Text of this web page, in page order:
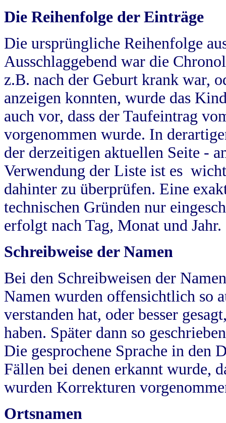
Die Reihenfolge der Einträge
Die ursprüngliche Reihenfolge
Ausschlaggebend war die
z.B. nach der Geburt krank war,
anzeigen konnten, wurde das
auch vor, dass der Taufeintrag
vorgenommen wurde. In
der derzeitigen aktuellen Seite -
Verwendung der Liste ist es
dahinter zu überprüfen. Eine
technischen Gründen nur
erfolgt nach Tag, Monat und Jahr.
Schreibweise der Namen
Bei den Schreibweisen der
Namen wurden offensichtlich so
verstanden hat, oder besser
haben. Später dann so
Die gesprochene Sprache in
Fällen bei denen erkannt wurde,
wurden Korrekturen
Ortsnamen